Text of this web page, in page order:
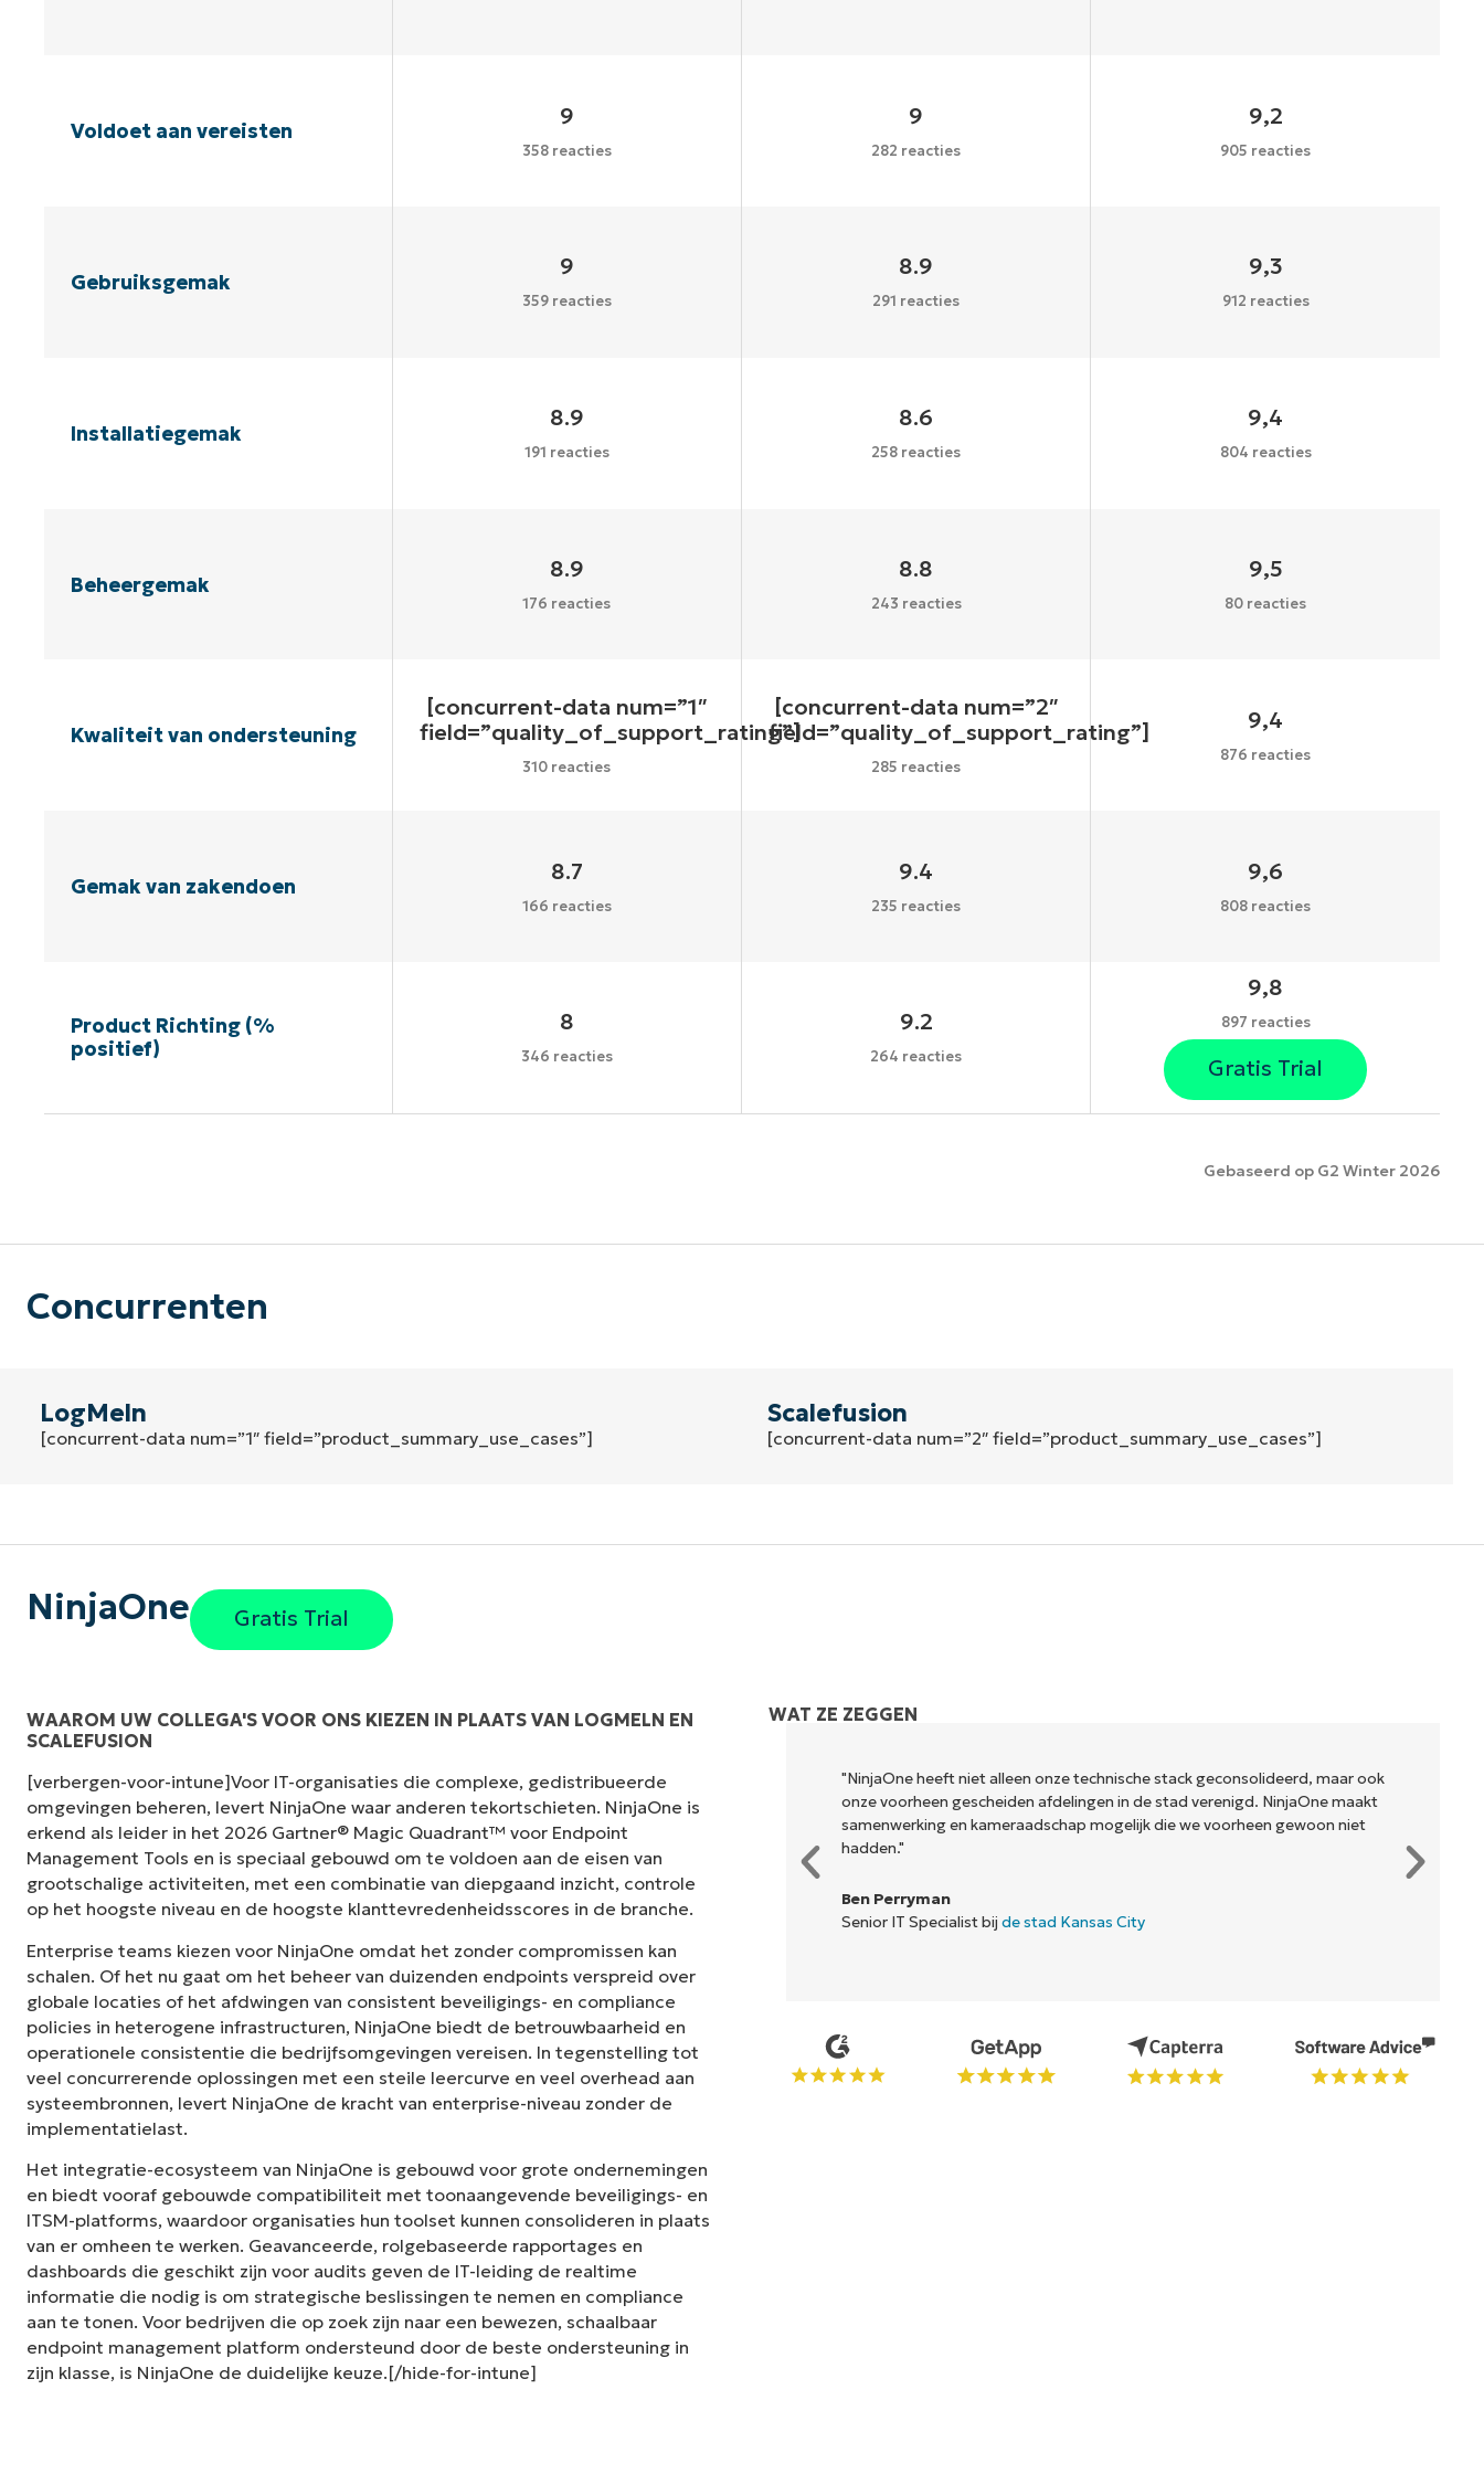
Voldoet aan vereisten
9
358 reacties
9
282 reacties
9,2
905 reacties
Gebruiksgemak
9
359 reacties
8.9
291 reacties
9,3
912 reacties
Installatiegemak
8.9
191 reacties
8.6
258 reacties
9,4
804 reacties
Beheergemak
8.9
176 reacties
8.8
243 reacties
9,5
80 reacties
Kwaliteit van ondersteuning
[concurrent-data num=”1″
field=”quality_of_support_rating”]
310 reacties
[concurrent-data num=”2″
field=”quality_of_support_rating”]
285 reacties
9,4
876 reacties
Gemak van zakendoen
8.7
166 reacties
9.4
235 reacties
9,6
808 reacties
Product Richting (%
positief)
8
346 reacties
9.2
264 reacties
9,8
897 reacties
Gratis Trial
Gebaseerd op G2 Winter 2026
Concurrenten
LogMeln
[concurrent-data num=”1″ field=”product_summary_use_cases”]
Scalefusion
[concurrent-data num=”2″ field=”product_summary_use_cases”]
NinjaOne Gratis Trial
WAAROM UW COLLEGA'S VOOR ONS KIEZEN IN PLAATS VAN LOGMELN EN
SCALEFUSION
[verbergen-voor-intune]Voor IT-organisaties die complexe, gedistribueerde
omgevingen beheren, levert NinjaOne waar anderen tekortschieten. NinjaOne is
erkend als leider in het 2026 Gartner® Magic Quadrant™ voor Endpoint
Management Tools en is speciaal gebouwd om te voldoen aan de eisen van
grootschalige activiteiten, met een combinatie van diepgaand inzicht, controle
op het hoogste niveau en de hoogste klanttevredenheidsscores in de branche.
Enterprise teams kiezen voor NinjaOne omdat het zonder compromissen kan
schalen. Of het nu gaat om het beheer van duizenden endpoints verspreid over
globale locaties of het afdwingen van consistent beveiligings- en compliance
policies in heterogene infrastructuren, NinjaOne biedt de betrouwbaarheid en
operationele consistentie die bedrijfsomgevingen vereisen. In tegenstelling tot
veel concurrerende oplossingen met een steile leercurve en veel overhead aan
systeembronnen, levert NinjaOne de kracht van enterprise-niveau zonder de
implementatielast.
Het integratie-ecosysteem van NinjaOne is gebouwd voor grote ondernemingen
en biedt vooraf gebouwde compatibiliteit met toonaangevende beveiligings- en
ITSM-platforms, waardoor organisaties hun toolset kunnen consolideren in plaats
van er omheen te werken. Geavanceerde, rolgebaseerde rapportages en
dashboards die geschikt zijn voor audits geven de IT-leiding de realtime
informatie die nodig is om strategische beslissingen te nemen en compliance
aan te tonen. Voor bedrijven die op zoek zijn naar een bewezen, schaalbaar
endpoint management platform ondersteund door de beste ondersteuning in
zijn klasse, is NinjaOne de duidelijke keuze.[/hide-for-intune]
WAT ZE ZEGGEN
"Voorheen had ik 10-15 verschillende tools nodig om uit te voeren wat
NinjaOne doet in zijn gecentraliseerde, enkele dashboard. NinjaOne maakt
het leven zo veel gemakkelijker."
Ernie Turner
Director of IT bij
Vetcor
"NinjaOne heeft niet alleen onze technische stack geconsolideerd, maar ook
onze voorheen gescheiden afdelingen in de stad verenigd. NinjaOne maakt
samenwerking en kameraadschap mogelijk die we voorheen gewoon niet
hadden."
Ben Perryman
Senior IT Specialist bij de stad Kansas City